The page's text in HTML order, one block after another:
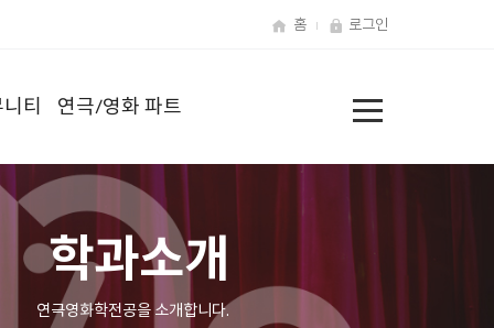
뉴
홈 로그인
티 연극/영화 파트
학과소개